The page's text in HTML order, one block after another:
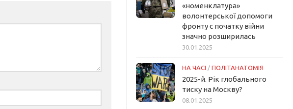
«номенклатура»
волонтерської допомоги
фронту с початку війни
значно розширилась
30.01.2025
НА ЧАСІ / ПОЛІТАНАТОМІЯ
2025-й. Рік глобального
тиску на Москву?
08.01.2025